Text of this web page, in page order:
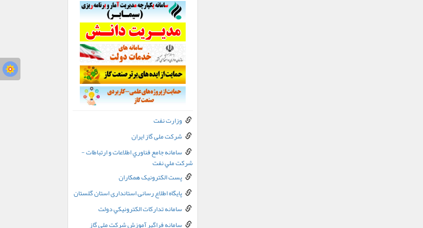
وزارت نفت
شرکت ملی گاز ایران
سامانه جامع فناوري اطلاعات و ارتباطات -
شرکت ملي نفت
پست الکترونيک همکاران
پایگاه اطلاع رسانی استانداری استان گلستان
سامانه تدارکات الکترونيکي دولت
سامانه فراگیر آموزش شرکت ملی گاز